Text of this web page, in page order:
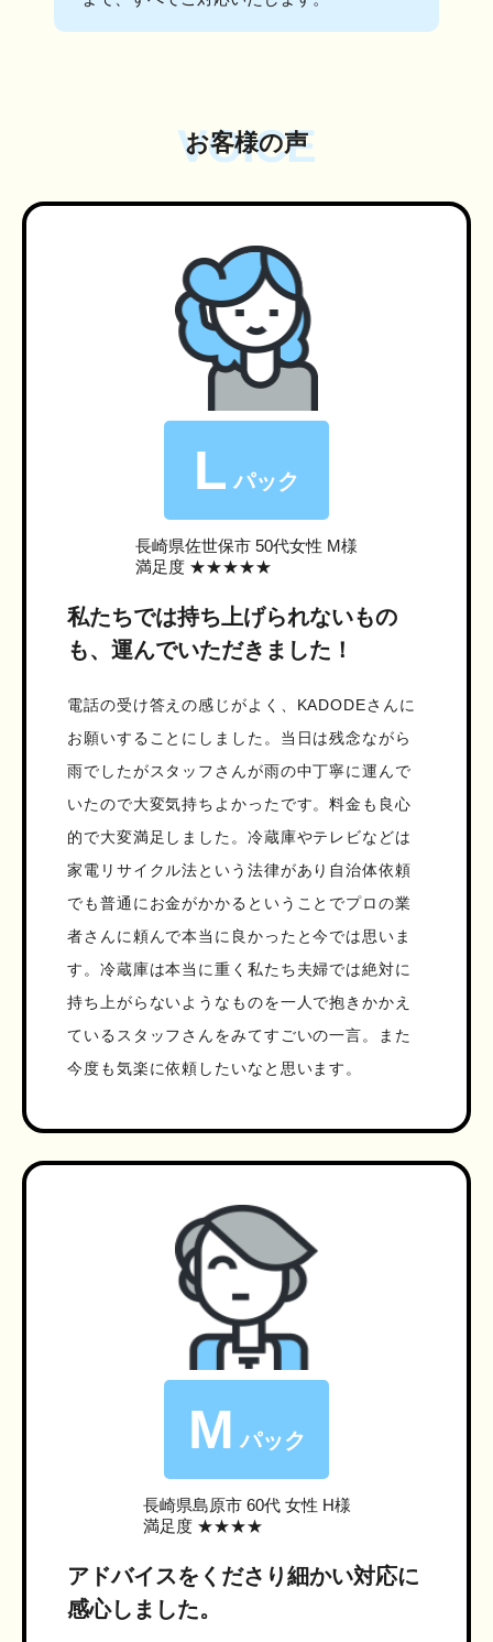
VOICE
お客様の声
L パック
長崎県佐世保市 50代女性 M様
満足度 ★★★★★
私たちでは持ち上げられないもの
も、運んでいただきました！
電話の受け答えの感じがよく、KADODEさんに
お願いすることにしました。当日は残念ながら
雨でしたがスタッフさんが雨の中丁寧に運んで
いたので大変気持ちよかったです。料金も良心
的で大変満足しました。冷蔵庫やテレビなどは
家電リサイクル法という法律があり自治体依頼
でも普通にお金がかかるということでプロの業
者さんに頼んで本当に良かったと今では思いま
す。冷蔵庫は本当に重く私たち夫婦では絶対に
持ち上がらないようなものを一人で抱きかかえ
ているスタッフさんをみてすごいの一言。また
今度も気楽に依頼したいなと思います。
M パック
長崎県島原市60代 女性 H様
満足度 ★★★★
アドバイスをくださり細かい対応に
感心しました。